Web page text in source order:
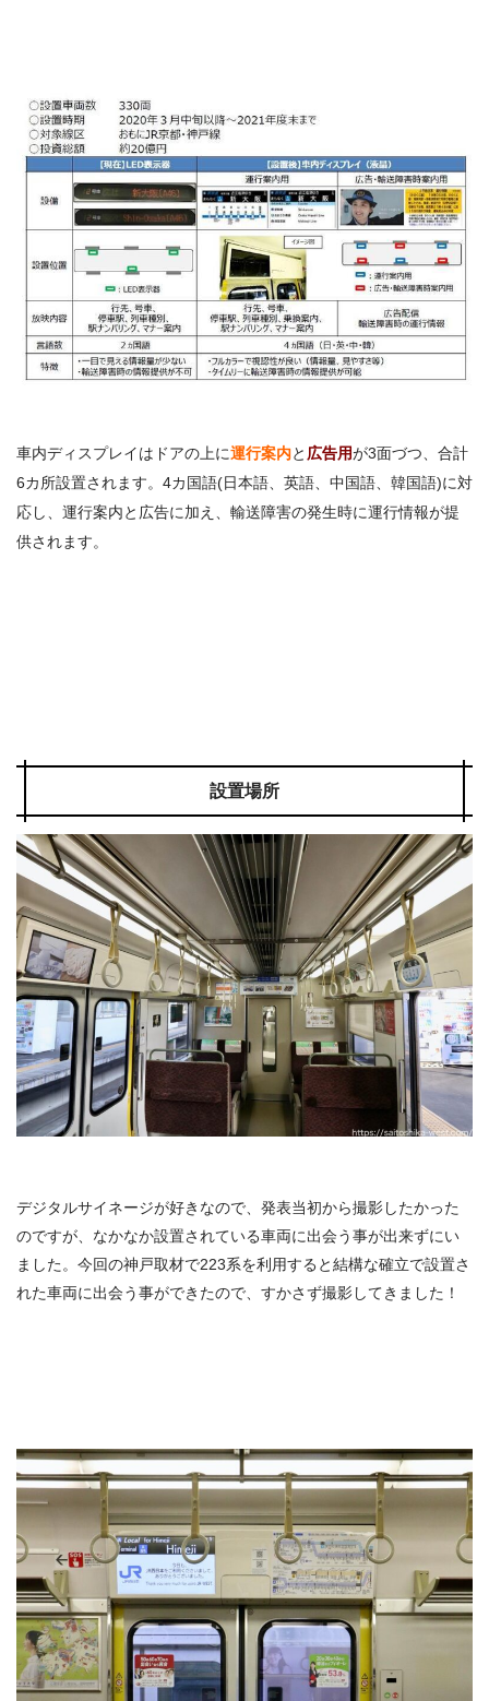
車内ディスプレイはドアの上に運行案内と 広告用が3面づつ、合計
6カ所設置されます。4カ国語(日本語、英語、中国語、韓国語)に対
応し、運行案内と広告に加え、輸送障害の発生時に運行情報が提
供されます。
設置場所
デジタルサイネージが好きなので、発表当初から撮影したかった
のですが、なかなか設置されている車両に出会う事が出来ずにい
ました。今回の神戸取材で223系を利用すると結構な確立で設置さ
れた車両に出会う事ができたので、すかさず撮影してきました！